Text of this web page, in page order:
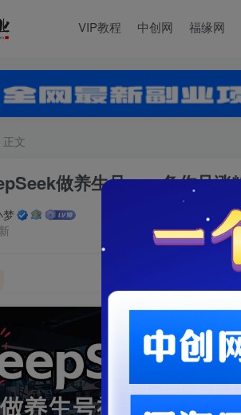
VIP教程 中创网 福缘网
正文
做养生号，一条作品涨
梦